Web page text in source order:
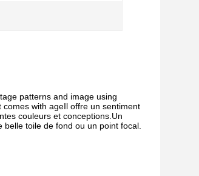
patterns and image using
with ageIl offre un sentiment
couleurs et conceptions.Un
toile de fond ou un point focal.